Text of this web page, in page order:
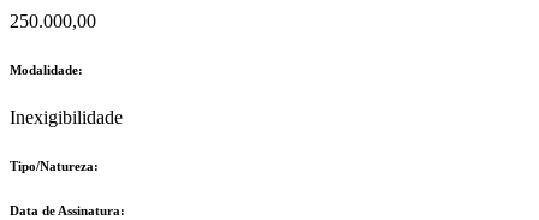
250.000,00
Modalidade:
Inexigibilidade
Tipo/Natureza:
Data de Assinatura: